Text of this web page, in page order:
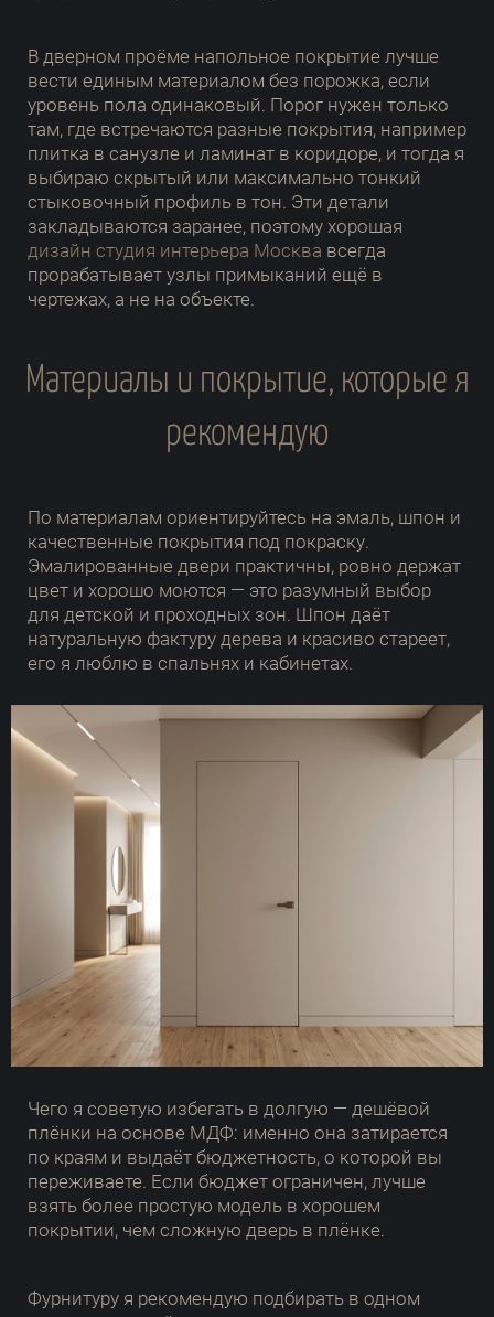
В дверном проёме напольное покрытие лучше
вести единым материалом без порожка, если
уровень пола одинаковый. Порог нужен только
там, где встречаются разные покрытия, например
плитка в санузле и ламинат в коридоре, и тогда я
выбираю скрытый или максимально тонкий
стыковочный профиль в тон. Эти детали
закладываются заранее, поэтому хорошая
дизайн студия интерьера Москва всегда
прорабатывает узлы примыканий ещё в
чертежах, а не на объекте.
Материалы и покрытие, которые я
рекомендую
По материалам ориентируйтесь на эмаль, шпон и
качественные покрытия под покраску.
Эмалированные двери практичны, ровно держат
цвет и хорошо моются — это разумный выбор
для детской и проходных зон. Шпон даёт
натуральную фактуру дерева и красиво стареет,
его я люблю в спальнях и кабинетах.
Чего я советую избегать в долгую — дешёвой
плёнки на основе МДФ: именно она затирается
по краям и выдаёт бюджетность, о которой вы
переживаете. Если бюджет ограничен, лучше
взять более простую модель в хорошем
покрытии, чем сложную дверь в плёнке.
Фурнитуру я рекомендую подбирать в одном